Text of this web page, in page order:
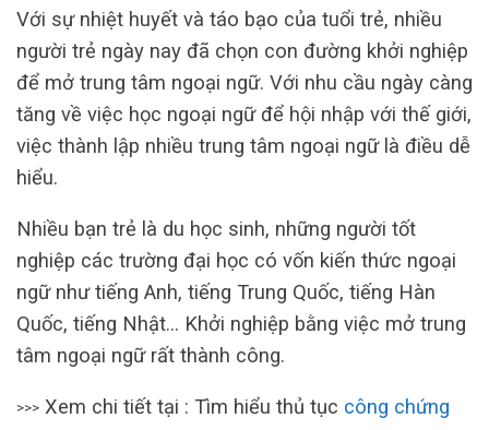
Với sự nhiệt huyết và táo bạo của tuổi trẻ, nhiều
người trẻ ngày nay đã chọn con đường khởi nghiệp
để mở trung tâm ngoại ngữ. Với nhu cầu ngày càng
tăng về việc học ngoại ngữ để hội nhập với thế giới,
việc thành lập nhiều trung tâm ngoại ngữ là điều dễ
hiểu.
Nhiều bạn trẻ là du học sinh, những người tốt
nghiệp các trường đại học có vốn kiến thức ngoại
ngữ như tiếng Anh, tiếng Trung Quốc, tiếng Hàn
Quốc, tiếng Nhật… Khởi nghiệp bằng việc mở trung
tâm ngoại ngữ rất thành công.
>>> Xem chi tiết tại : Tìm hiểu thủ tục công chứng